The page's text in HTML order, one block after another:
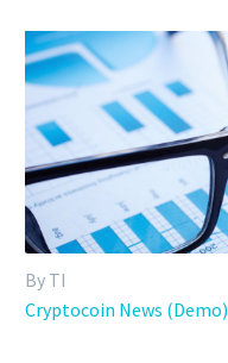
By TI
Cryptocoin News (Demo)